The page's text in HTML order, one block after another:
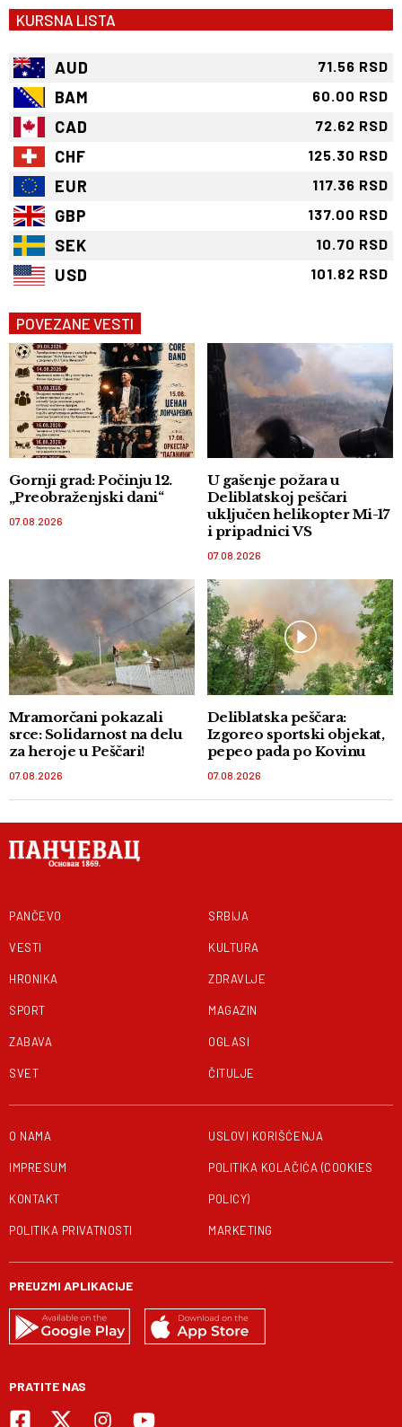
KURSNA LISTA
AUD 71.56 RSD
BAM 60.00 RSD
CAD 72.62 RSD
CHF 125.30 RSD
EUR 117.36 RSD
GBP 137.00 RSD
SEK 10.70 RSD
USD 101.82 RSD
POVEZANE VESTI
Gornji grad: Počinju 12.
„Preobraženjski dani“
07.08.2026
U gašenje požara u
Deliblatskoj peščari
uključen helikopter Mi-17
i pripadnici VS
07.08.2026
Mramorčani pokazali
srce: Solidarnost na delu
za heroje u Peščari!
07.08.2026
Deliblatska peščara:
Izgoreo sportski objekat,
pepeo pada po Kovinu
07.08.2026
PANČEVO
VESTI
HRONIKA
SPORT
ZABAVA
SVET
SRBIJA
KULTURA
ZDRAVLJE
MAGAZIN
OGLASI
ČITULJE
O NAMA
IMPRESUM
KONTAKT
POLITIKA PRIVATNOSTI
USLOVI KORIŠĆENJA
POLITIKA KOLAČIĆA (COOKIES
POLICY)
MARKETING
PREUZMI APLIKACIJE
PRATITE NAS